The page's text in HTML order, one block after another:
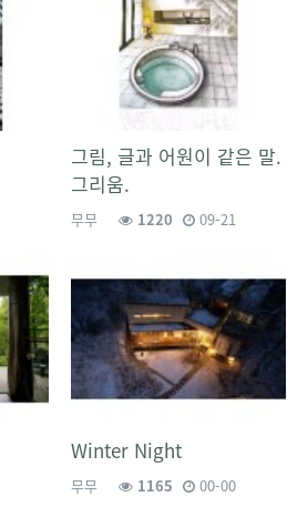
그림, 글과 어원이 같은 말.
그리움.
무무 1220 09-21
Winter Night
무무 1165 00-00